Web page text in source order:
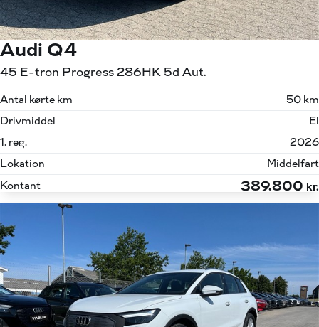
Audi Q4
45 E-tron Progress 286HK 5d Aut.
Antal kørte km
50 km
Drivmiddel
El
1. reg.
2026
Lokation
Middelfart
Kontant
389.800 kr.